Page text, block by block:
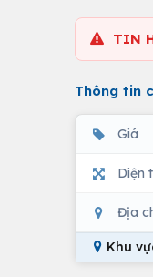
TIN
Thông tin
Giá
Diện
Địa
Khu